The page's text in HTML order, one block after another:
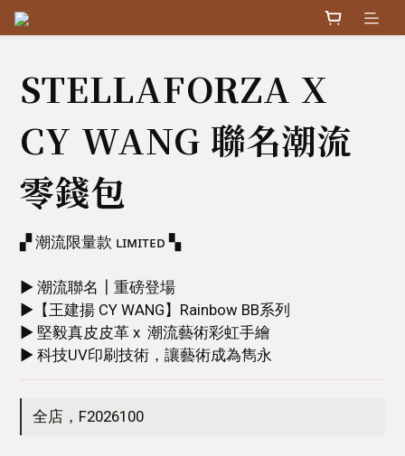
STELLAFORZA X
CY WANG 聯名潮流
零錢包
▞ 潮流限量款 ʟɪᴍɪᴛᴇᴅ ▚
▶ 潮流聯名┃重磅登場
▶【王建揚 CY WANG】Rainbow BB系列
▶ 堅毅真皮皮革 x  潮流藝術彩虹手繪
▶ 科技UV印刷技術，讓藝術成為雋永
全店，F2026100